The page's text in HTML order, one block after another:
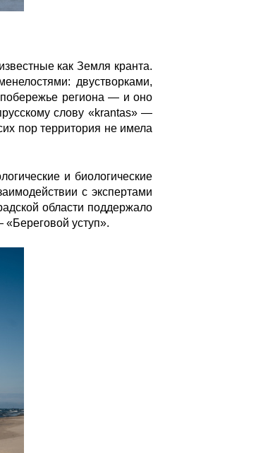
как Земля кранта.
двустворками,
региона — и оно
слову «krantas» —
пор территория не имела
и биологические
с экспертами
области поддержало
уступ».